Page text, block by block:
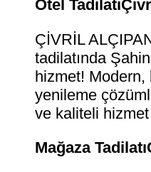
Otel
ÇİVRİL
tadilatında
hizmet!
yenileme
ve kaliteli
Mağaza